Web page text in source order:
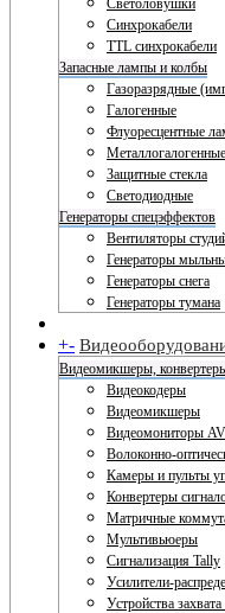
Светоловушки
Синхрокабели
TTL синхрокабели
Запасные лампы и колбы
Газоразрядные
Галогенные
Флуоресцентные
Металлогалогенные
Защитные стекла
Светодиодные
Генераторы спецэффектов
Вентиляторы
Генераторы
Генераторы снега
Генераторы тумана
+-
Видеомикшеры,
Видеокодеры
Видеомикшеры
Видеомониторы
Волоконно-
Камеры и пульты
Конвертеры
Матричные
Мультивьюеры
Сигнализация Tally
Усилители-
Устройства